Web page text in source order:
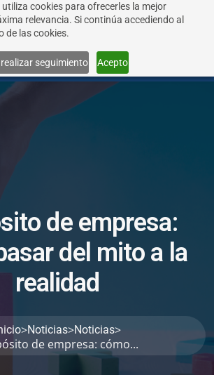
cookies para ofrecerles la mejor
relevancia. Si continúa accediendo al
de las cookies.
seguimiento Acepto
sito de empresa:
asar del mito a a
real idad
>Noticias>Noticias>
de empresa: cómo...